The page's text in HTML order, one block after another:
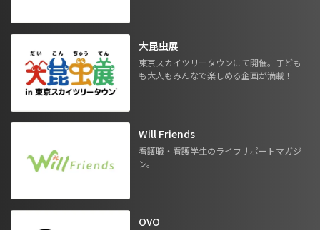
大昆虫展
東京スカイツリータウンにて開催。子ども
も大人もみんなで楽しめる企画が満載！
Will Friends
看護職・看護学生のライフサポートマガジ
ン。
OVO